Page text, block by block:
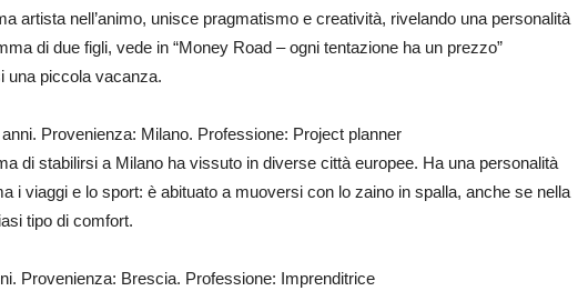
artista nell’animo, unisce pragmatismo e creatività, rivelando una personalità
di due figli, vede in “Money Road – ogni tentazione ha un prezzo”
una piccola vacanza.
Provenienza: Milano. Professione: Project planner
di stabilirsi a Milano ha vissuto in diverse città europee. Ha una personalità
i viaggi e lo sport: è abituato a muoversi con lo zaino in spalla, anche se nella
tipo di comfort.
Provenienza: Brescia. Professione: Imprenditrice